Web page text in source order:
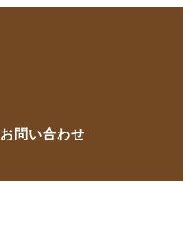
お問い合わせ